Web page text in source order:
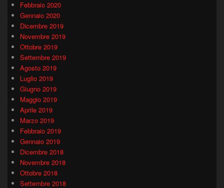
Febbraio 2020
Gennaio 2020
Dicembre 2019
Novembre 2019
Ottobre 2019
Settembre 2019
Agosto 2019
Luglio 2019
Giugno 2019
Maggio 2019
Aprile 2019
Marzo 2019
Febbraio 2019
Gennaio 2019
Dicembre 2018
Novembre 2018
Ottobre 2018
Settembre 2018